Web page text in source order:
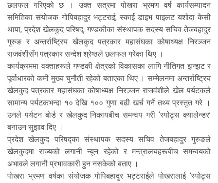
छलफल गरिएको छ । उक्त सत्रमा पोखरा भ्रमण वर्ष कार्यसम्पादन
समितिका संयोजक गोपिबहादुर भट्टराई, स्काई डाइभ पाइलट यशोदा केसी
थापा, प्रदेश खेलकुद परिषद्, गण्डकीका संस्थापक सदस्य सचिव तेजबहादुर
गुरुङ र अन्तर्राष्ट्रिय खेलकुद पत्रकार महासंघका कोषाध्यक्ष निरञ्जन
राजवंशीसँग पत्रकार सन्देश श्रेष्ठले छलफल गरेका थिए ।
कार्यक्रममा वक्ताहरूले गण्डकी क्षेत्रको विकासका लागि नीतिगत झन्झट र
पूर्वाधारको कमी मुख्य चुनौती रहेको बताएका थिए । सम्मेलनमा अन्तर्राष्ट्रिय
खेलकुद पत्रकार महासंघका कोषाध्यक्ष निरञ्जन राजवंशीले खेल पर्यटकले
सामान्य पर्यटकभन्दा १० देखि १०० गुणा बढी खर्च गर्ने तथ्य प्रस्तुत गरे ।
उनले पर्यटन बोर्ड र खेलकुद निकायबीच समन्वय गरी ‘स्पोट्र्स क्यालेन्डर’
बनाउन सुझाव दिए ।
प्रदेश खेलकुद परिषद्का संस्थापक सदस्य सचिव तेजबहादुर गुरुङले
खेलकुदमा राज्यको लगानी न्यून रहेको र मन्त्रालयहरूबीच समन्वयको
अभावले लगानी प्रभावकारी हुन नसकेको बताए ।
पोखरा भ्रमण वर्षका संयोजक गोपिबहादुर भट्टराईले पोखरालाई ‘स्पोट्र्स